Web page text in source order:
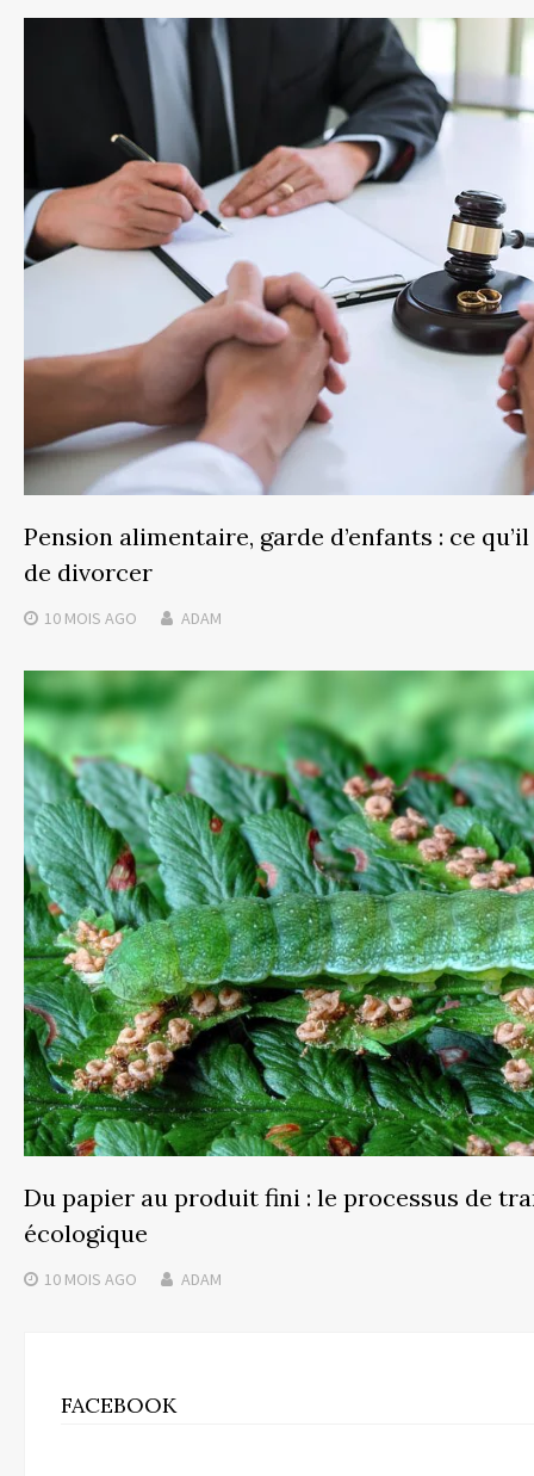
Pension alimentaire, garde d’enfants : ce
de divorcer
10 MOIS AGO ADAM
Du papier au produit fini : le processus de
écologique
10 MOIS AGO ADAM
FACEBOOK